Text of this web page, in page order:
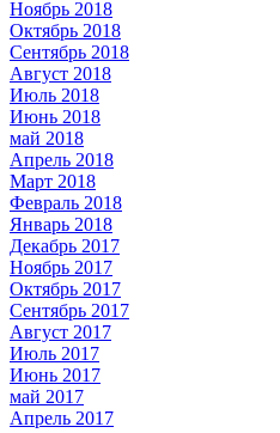
Ноябрь 2018
Октябрь 2018
Сентябрь 2018
Август 2018
Июль 2018
Июнь 2018
май 2018
Апрель 2018
Март 2018
Февраль 2018
Январь 2018
Декабрь 2017
Ноябрь 2017
Октябрь 2017
Сентябрь 2017
Август 2017
Июль 2017
Июнь 2017
май 2017
Апрель 2017